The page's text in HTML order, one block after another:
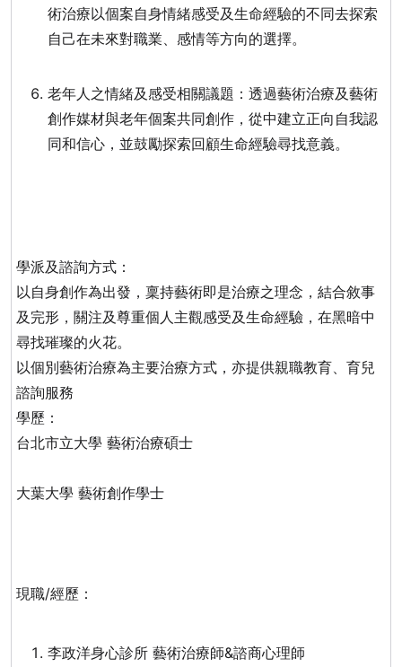
術治療以個案自身情緒感受及生命經驗的不同去探索
自己在未來對職業、感情等方向的選擇。
老年人之情緒及感受相關議題：透過藝術治療及藝術
創作媒材與老年個案共同創作，從中建立正向自我認
同和信心，並鼓勵探索回顧生命經驗尋找意義。
學派及諮詢方式：
以自身創作為出發，稟持藝術即是治療之理念，結合敘事
及完形，關注及尊重個人主觀感受及生命經驗，在黑暗中
尋找璀璨的火花。
以個別藝術治療為主要治療方式，亦提供親職教育、育兒
諮詢服務
學歷：
台北市立大學 藝術治療碩士
大葉大學 藝術創作學士
現職/經歷：
李政洋身心診所 藝術治療師&諮商心理師